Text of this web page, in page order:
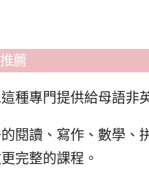
薦
種專門提供給母語非
閱讀、寫作、數學、
完整的課程。